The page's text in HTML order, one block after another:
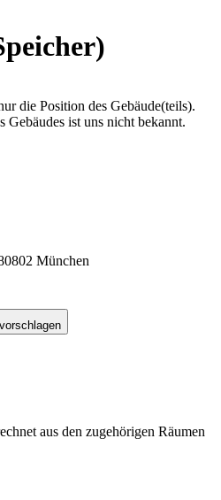
die Position des Gebäude(teils).
Gebäudes ist uns nicht bekannt.
München
aus den zugehörigen Räumen